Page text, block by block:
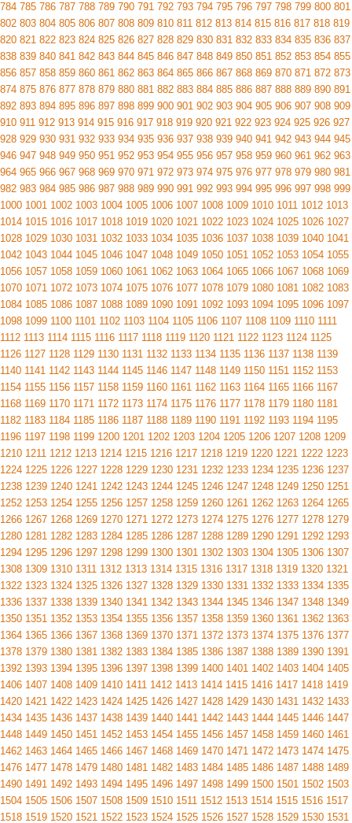
784 785 786 787 788 789 790 791 792 793 794 795 796 797 798 799 800 801
802 803 804 805 806 807 808 809 810 811 812 813 814 815 816 817 818 819
820 821 822 823 824 825 826 827 828 829 830 831 832 833 834 835 836 837
838 839 840 841 842 843 844 845 846 847 848 849 850 851 852 853 854 855
856 857 858 859 860 861 862 863 864 865 866 867 868 869 870 871 872 873
874 875 876 877 878 879 880 881 882 883 884 885 886 887 888 889 890 891
892 893 894 895 896 897 898 899 900 901 902 903 904 905 906 907 908 909
910 911 912 913 914 915 916 917 918 919 920 921 922 923 924 925 926 927
928 929 930 931 932 933 934 935 936 937 938 939 940 941 942 943 944 945
946 947 948 949 950 951 952 953 954 955 956 957 958 959 960 961 962 963
964 965 966 967 968 969 970 971 972 973 974 975 976 977 978 979 980 981
982 983 984 985 986 987 988 989 990 991 992 993 994 995 996 997 998 999
1000 1001 1002 1003 1004 1005 1006 1007 1008 1009 1010 1011 1012 1013
1014 1015 1016 1017 1018 1019 1020 1021 1022 1023 1024 1025 1026 1027
1028 1029 1030 1031 1032 1033 1034 1035 1036 1037 1038 1039 1040 1041
1042 1043 1044 1045 1046 1047 1048 1049 1050 1051 1052 1053 1054 1055
1056 1057 1058 1059 1060 1061 1062 1063 1064 1065 1066 1067 1068 1069
1070 1071 1072 1073 1074 1075 1076 1077 1078 1079 1080 1081 1082 1083
1084 1085 1086 1087 1088 1089 1090 1091 1092 1093 1094 1095 1096 1097
1098 1099 1100 1101 1102 1103 1104 1105 1106 1107 1108 1109 1110 1111
1112 1113 1114 1115 1116 1117 1118 1119 1120 1121 1122 1123 1124 1125
1126 1127 1128 1129 1130 1131 1132 1133 1134 1135 1136 1137 1138 1139
1140 1141 1142 1143 1144 1145 1146 1147 1148 1149 1150 1151 1152 1153
1154 1155 1156 1157 1158 1159 1160 1161 1162 1163 1164 1165 1166 1167
1168 1169 1170 1171 1172 1173 1174 1175 1176 1177 1178 1179 1180 1181
1182 1183 1184 1185 1186 1187 1188 1189 1190 1191 1192 1193 1194 1195
1196 1197 1198 1199 1200 1201 1202 1203 1204 1205 1206 1207 1208 1209
1210 1211 1212 1213 1214 1215 1216 1217 1218 1219 1220 1221 1222 1223
1224 1225 1226 1227 1228 1229 1230 1231 1232 1233 1234 1235 1236 1237
1238 1239 1240 1241 1242 1243 1244 1245 1246 1247 1248 1249 1250 1251
1252 1253 1254 1255 1256 1257 1258 1259 1260 1261 1262 1263 1264 1265
1266 1267 1268 1269 1270 1271 1272 1273 1274 1275 1276 1277 1278 1279
1280 1281 1282 1283 1284 1285 1286 1287 1288 1289 1290 1291 1292 1293
1294 1295 1296 1297 1298 1299 1300 1301 1302 1303 1304 1305 1306 1307
1308 1309 1310 1311 1312 1313 1314 1315 1316 1317 1318 1319 1320 1321
1322 1323 1324 1325 1326 1327 1328 1329 1330 1331 1332 1333 1334 1335
1336 1337 1338 1339 1340 1341 1342 1343 1344 1345 1346 1347 1348 1349
1350 1351 1352 1353 1354 1355 1356 1357 1358 1359 1360 1361 1362 1363
1364 1365 1366 1367 1368 1369 1370 1371 1372 1373 1374 1375 1376 1377
1378 1379 1380 1381 1382 1383 1384 1385 1386 1387 1388 1389 1390 1391
1392 1393 1394 1395 1396 1397 1398 1399 1400 1401 1402 1403 1404 1405
1406 1407 1408 1409 1410 1411 1412 1413 1414 1415 1416 1417 1418 1419
1420 1421 1422 1423 1424 1425 1426 1427 1428 1429 1430 1431 1432 1433
1434 1435 1436 1437 1438 1439 1440 1441 1442 1443 1444 1445 1446 1447
1448 1449 1450 1451 1452 1453 1454 1455 1456 1457 1458 1459 1460 1461
1462 1463 1464 1465 1466 1467 1468 1469 1470 1471 1472 1473 1474 1475
1476 1477 1478 1479 1480 1481 1482 1483 1484 1485 1486 1487 1488 1489
1490 1491 1492 1493 1494 1495 1496 1497 1498 1499 1500 1501 1502 1503
1504 1505 1506 1507 1508 1509 1510 1511 1512 1513 1514 1515 1516 1517
1518 1519 1520 1521 1522 1523 1524 1525 1526 1527 1528 1529 1530 1531